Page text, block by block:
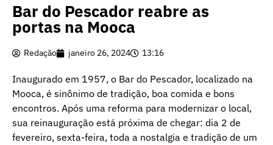
Bar do Pescador reabre as
portas na Mooca
Redação janeiro 26, 2024 13:16
Inaugurado em 1957, o Bar do Pescador, localizado na
Mooca, é sinônimo de tradição, boa comida e bons
encontros. Após uma reforma para modernizar o local,
sua reinauguração está próxima de chegar: dia 2 de
fevereiro, sexta-feira, toda a nostalgia e tradição de um